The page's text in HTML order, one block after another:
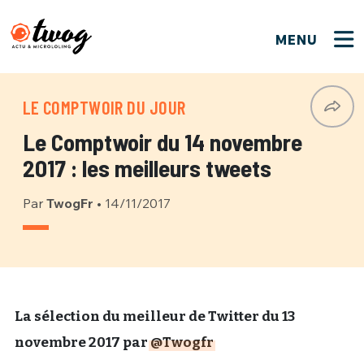
MENU
LE COMPTWOIR DU JOUR
Le Comptwoir du 14 novembre
2017 : les meilleurs tweets
Par TwogFr • 14/11/2017
La sélection du meilleur de Twitter du 13
novembre 2017 par@Twogfr
PSEUDO*
EMAIL*
JE M'INSCRIS
Connexion
PSEUDO
FERMER
VOTRE PARTICIPATION
Que souhaitez-vous proposer ?
Quelques tweets
C'EST PARTI
Ma propre sélection
M'INSCRIRE
ME CONNECTER